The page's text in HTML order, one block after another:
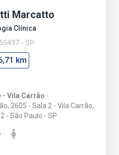
Marcatto
Clínica
- SP
km
- Vila Carrão -
2605 - Sala 2 - Vila Carrão,
- São Paulo - SP